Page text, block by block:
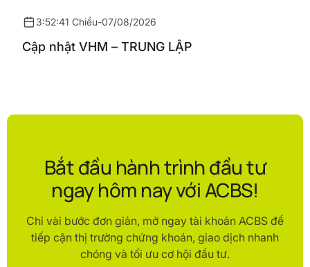
3:52:41 Chiều-07/08/2026
Cập nhật VHM – TRUNG LẬP
Bắt đầu hành trình đầu tư
ngay hôm nay với ACBS!
Chỉ vài bước đơn giản, mở ngay tài khoản ACBS để
tiếp cận thị trường chứng khoán, giao dịch nhanh
chóng và tối ưu cơ hội đầu tư.